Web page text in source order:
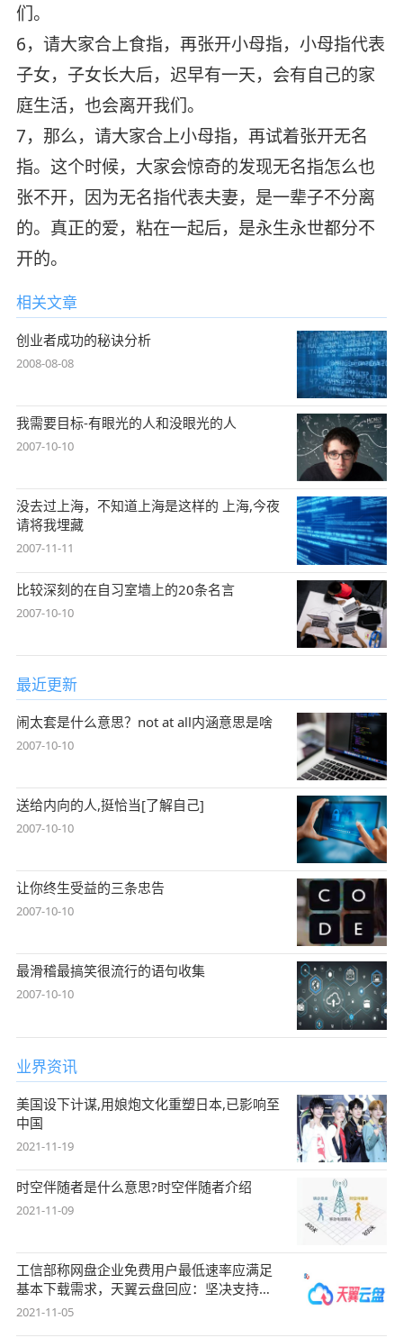
们。
6，请大家合上食指，再张开小母指，小母指代表
子女，子女长大后，迟早有一天，会有自己的家
庭生活，也会离开我们。
7，那么，请大家合上小母指，再试着张开无名
指。这个时候，大家会惊奇的发现无名指怎么也
张不开，因为无名指代表夫妻，是一辈子不分离
的。真正的爱，粘在一起后，是永生永世都分不
开的。
相关文章
创业者成功的秘诀分析
2008-08-08
我需要目标-有眼光的人和没眼光的人
2007-10-10
没去过上海，不知道上海是这样的 上海,今夜
请将我埋藏
2007-11-11
比较深刻的在自习室墙上的20条名言
2007-10-10
最近更新
闹太套是什么意思？not at all内涵意思是啥
2007-10-10
送给内向的人,挺恰当[了解自己]
2007-10-10
让你终生受益的三条忠告
2007-10-10
最滑稽最搞笑很流行的语句收集
2007-10-10
业界资讯
美国设下计谋,用娘炮文化重塑日本,已影响至
中国
2021-11-19
时空伴随者是什么意思?时空伴随者介绍
2021-11-09
工信部称网盘企业免费用户最低速率应满足
基本下载需求，天翼云盘回应：坚决支持，
始终
2021-11-05